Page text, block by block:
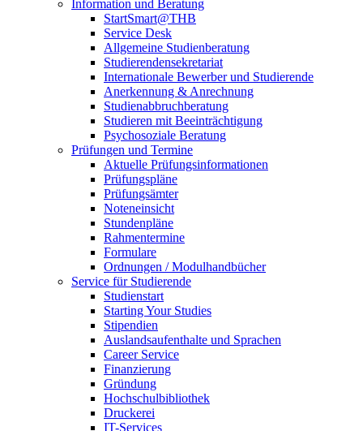
Information und Beratung
StartSmart@THB
Service Desk
Allgemeine Studienberatung
Studierendensekretariat
Internationale Bewerber und Studierende
Anerkennung & Anrechnung
Studienabbruchberatung
Studieren mit Beeinträchtigung
Psychosoziale Beratung
Prüfungen und Termine
Aktuelle Prüfungsinformationen
Prüfungspläne
Prüfungsämter
Noteneinsicht
Stundenpläne
Rahmentermine
Formulare
Ordnungen / Modulhandbücher
Service für Studierende
Studienstart
Starting Your Studies
Stipendien
Auslandsaufenthalte und Sprachen
Career Service
Finanzierung
Gründung
Hochschulbibliothek
Druckerei
IT-Services